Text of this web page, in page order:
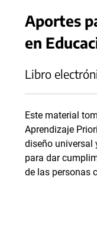
Aportes
en
Libro
Este material
Aprendizaje
diseño universal
para dar
de las personas